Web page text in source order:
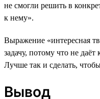
не смогли решить в
к нему».
Выражение «интересная
задачу, потому что не
Лучше так и сделать,
Вывод